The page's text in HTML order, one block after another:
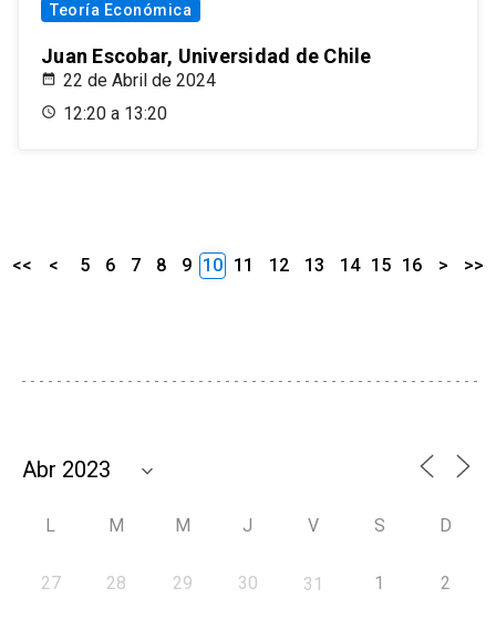
Teoría Económica
Juan Escobar, Universidad de Chile
22 de Abril de 2024
12:20 a 13:20
<< < 5 6 7 8 9 10 11 12 13 14 15 16 > >>
L M M J V S D
27 28 29 30 31 1 2